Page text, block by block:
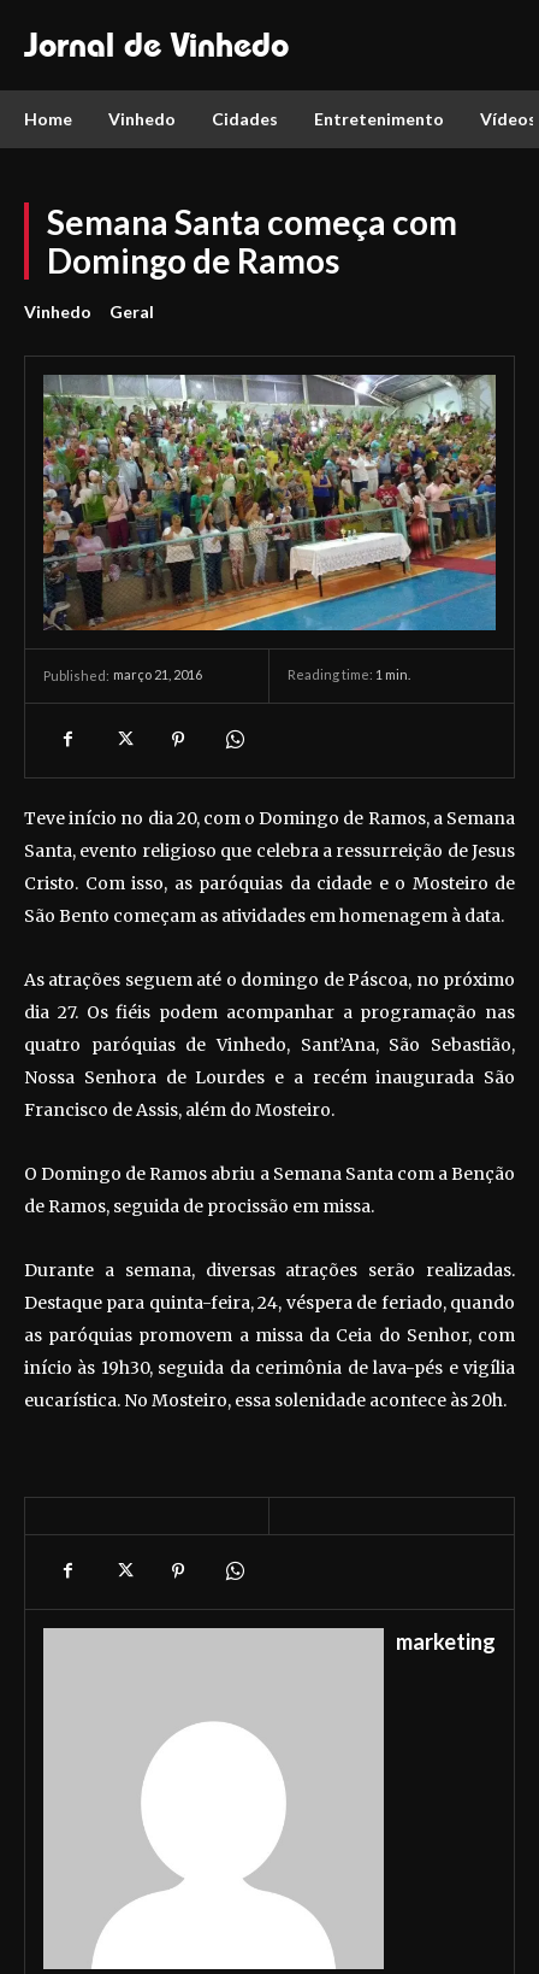
Jornal de Vinhedo
Home Vinhedo Cidades Entretenimento Vídeos
Semana Santa começa com
Domingo de Ramos
Vinhedo Geral
Published: março 21, 2016 Reading time: 1 min.
Teve início no dia 20, com o Domingo de Ramos, a Semana
Santa, evento religioso que celebra a ressurreição de Jesus
Cristo. Com isso, as paróquias da cidade e o Mosteiro de
São Bento começam as atividades em homenagem à data.
As atrações seguem até o domingo de Páscoa, no próximo
dia 27. Os fiéis podem acompanhar a programação nas
quatro paróquias de Vinhedo, Sant’Ana, São Sebastião,
Nossa Senhora de Lourdes e a recém inaugurada São
Francisco de Assis, além do Mosteiro.
O Domingo de Ramos abriu a Semana Santa com a Benção
de Ramos, seguida de procissão em missa.
Durante a semana, diversas atrações serão realizadas.
Destaque para quinta-feira, 24, véspera de feriado, quando
as paróquias promovem a missa da Ceia do Senhor, com
início às 19h30, seguida da cerimônia de lava-pés e vigília
eucarística. No Mosteiro, essa solenidade acontece às 20h.
marketing